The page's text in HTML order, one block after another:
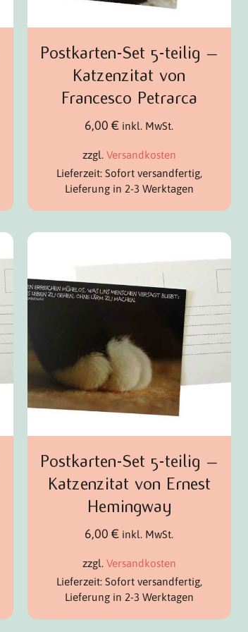
Postkarten-Set 5-teilig –
Katzenzitat von
Francesco Petrarca
6,00€ inkl. MwSt.
zzgl. Versandkosten
Lieferzeit: Sofort versandfertig,
Lieferung in 2-3 Werktagen
Postkarten-Set 5-teilig –
Katzenzitat von Ernest
Hemingway
6,00€ inkl. MwSt.
zzgl. Versandkosten
Lieferzeit: Sofort versandfertig,
Lieferung in 2-3 Werktagen